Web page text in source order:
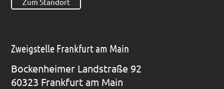
Zum Standort
Zweigstelle Frankfurt am Main
Bocken­hei­mer Land­stra­ße 92
60323 Frank­furt am Main